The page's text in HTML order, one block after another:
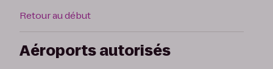
Retour au début
Aéroports autorisés